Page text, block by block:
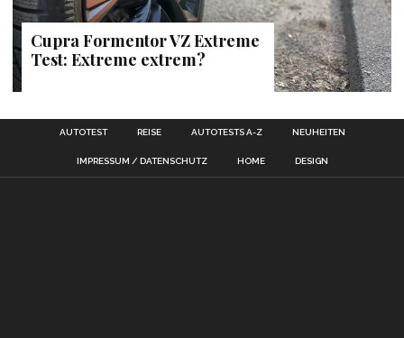
Cupra Formentor VZ Extreme
Test: Extreme extrem?
AUTOTEST REISE AUTOTESTS A-Z NEUHEITEN
IMPRESSUM / DATENSCHUTZ HOME DESIGN